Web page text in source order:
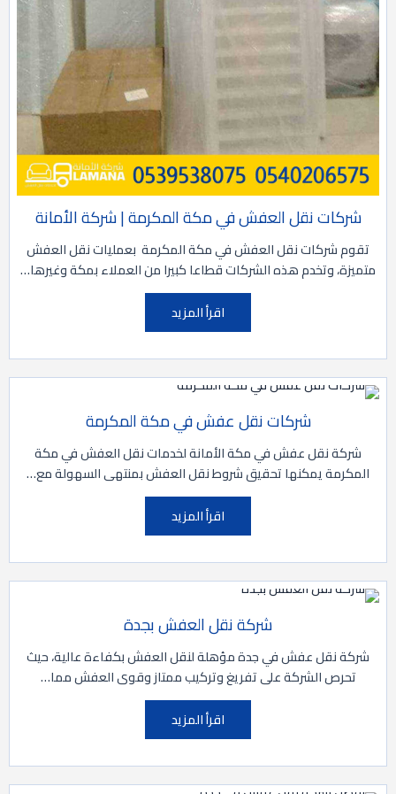
شركات نقل العفش في مكة المكرمة | شركة الأمانة
تقوم شركات نقل العفش في مكة المكرمة بعمليات نقل العفش
متميزة، وتخدم هذه الشركات قطاعا كبيرا من العملاء بمكة وغيرها…
اقرأ المزيد
شركات نقل عفش في مكة المكرمة
شركة نقل عفش في مكة الأمانة لخدمات نقل العفش في مكة
المكرمة يمكنها تحقيق شروط نقل العفش بمنتهى السهولة مع…
اقرأ المزيد
شركة نقل العفش بجدة
شركة نقل عفش في جدة مؤهلة لنقل العفش بكفاءة عالية، حيث
تحرص الشركة على تفريغ وتركيب ممتاز وقوى العفش مما…
اقرأ المزيد